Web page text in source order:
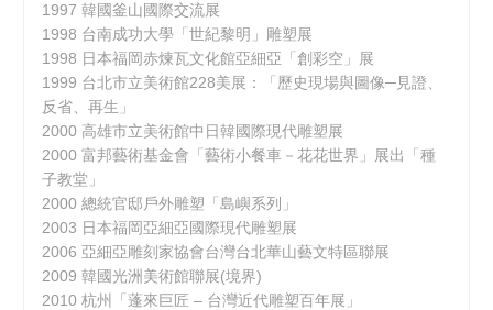
1997 韓國釜山國際交流展
1998 台南成功大學「世紀黎明」雕塑展
1998 日本福岡赤煉瓦文化館亞細亞「創彩空」展
1999 台北市立美術館228美展：「歷史現場與圖像─見證、
反省、再生」
2000 高雄市立美術館中日韓國際現代雕塑展
2000 富邦藝術基金會「藝術小餐車－花花世界」展出「種
子教堂」
2000 總統官邸戶外雕塑「島嶼系列」
2003 日本福岡亞細亞國際現代雕塑展
2006 亞細亞雕刻家協會台灣台北華山藝文特區聯展
2009 韓國光洲美術館聯展(境界)
2010 杭州「蓬來巨匠 – 台灣近代雕塑百年展」